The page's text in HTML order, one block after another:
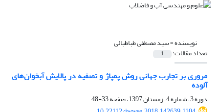
نویسنده =سید مصطفی طباطبائی
تعداد مقالات: 1
مروری بر تجارب جهانی روش پمپاژ و تصفیه در پالایش آبخوان‌های
آلوده
دوره 3، شماره 4، زمستان 1397، صفحه
33-48